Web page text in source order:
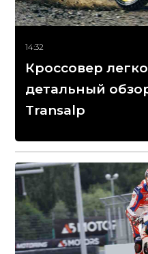
14:32
Кроссовер
детальный
Transalp